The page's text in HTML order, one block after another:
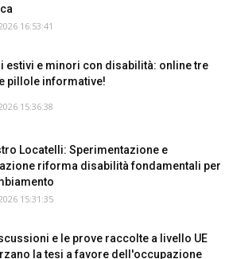
16:53:41
estivi e minori con disabilità: online tre
pillole informative!
15:36:38
Locatelli: Sperimentazione e
riforma disabilità fondamentali per
15:31:35
e le prove raccolte a livello UE
la tesi a favore dell'occupazione